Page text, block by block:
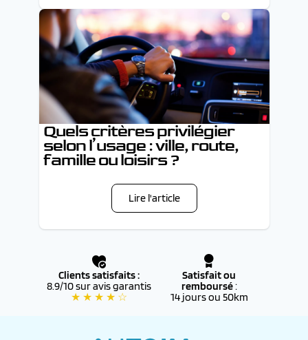
Quels critères privilégier
selon l’usage : ville, route,
famille ou loisirs ?
Lire l'article
Clients satisfaits :
8.9/10 sur avis garantis
★ ★ ★ ★ ☆
Satisfait ou
remboursé:
14 jours ou 50km